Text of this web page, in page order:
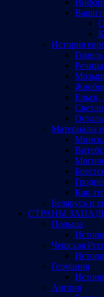
Ваши
История
Гомель
Ельск,
Материалы о
Как
Беларусь и
СТРАНЫ
Польша
Чешская
Германия
Англия